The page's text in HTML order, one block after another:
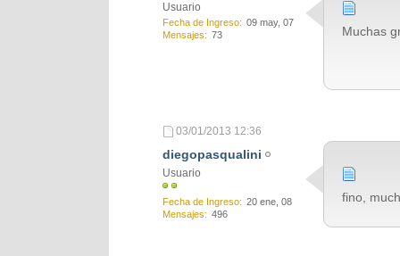
Usuario
Fecha de Ingreso
09 may, 07
Mensajes
73 Muchas
03/01/2013 12:36
diegopasqualini
Usuario
Fecha de Ingreso
20 ene, 08
Mensajes
496
fino,